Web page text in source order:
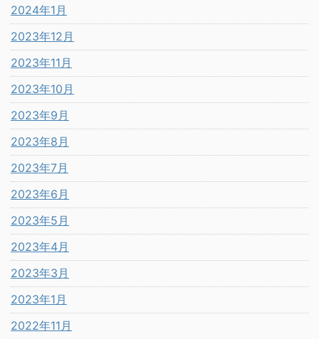
2024年1月
2023年12月
2023年11月
2023年10月
2023年9月
2023年8月
2023年7月
2023年6月
2023年5月
2023年4月
2023年3月
2023年1月
2022年11月